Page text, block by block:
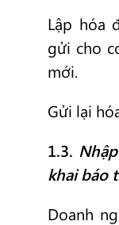
Lập hóa
gửi cho
mới.
Gửi lại
1.3.
khai báo
Doanh